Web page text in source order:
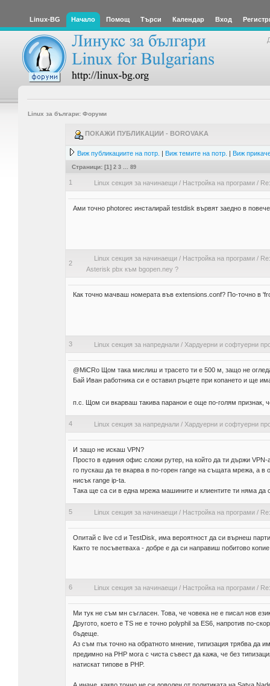
Linux-BG Начало Помощ Търси Календар Вход
Linux за българи: Форуми
ПОКАЖИ ПУБЛИКАЦИИ - BOROVAKA
Виж публикациите на потр. | Виж темите на потр. | Виж
Страници: [1] 2 3 89
1 Linux секция за начинаещи/ Настройка на програми/
Ами точно photorec инсталирай testdisk вървят заедно в
2
Linux секция за начинаещи/ Настройка на програми/
Asterisk pbx към bgopen.ney ?
Как точно мачваш номерата във extensions.conf? По-точно в
3 Linux секция за напреднали/ Хардуерни и софтуерни
@MiCRo Щом така мислиш и трасето ти е 500 м, защо не
Бай Иван работника си е оставил ръцете при копането и ще
п.с. Щом си вкарваш такива паранои е още по-голям признак,
4 Linux секция за напреднали/ Хардуерни и софтуерни
И защо не искаш VPN?
Просто в единия офис сложи рутер, на който да ти държи
го пускаш да те вкарва в по-горен range на същата мрежа, а в
нисък range ip-ta.
Така ще са си в една мрежа машините и клиентите ти няма да
5 Linux секция за начинаещи/ Настройка на програми/
Опитай с live cd и TestDisk, има вероятност да си върнеш
Както те посъветваха - добре е да си направиш побитово
6 Linux секция за начинаещи/ Настройка на програми/
Ми тук не съм мн съгласен. Това, че човека не е писал нов
Другото, което е TS не е точно polyphil за ES6, напротив по-
бъдеще.
Аз съм пък точно на обратното мнение, типизация трябва да
предимно на PHP мога с чиста съвест да кажа, че без
натискат типове в PHP.